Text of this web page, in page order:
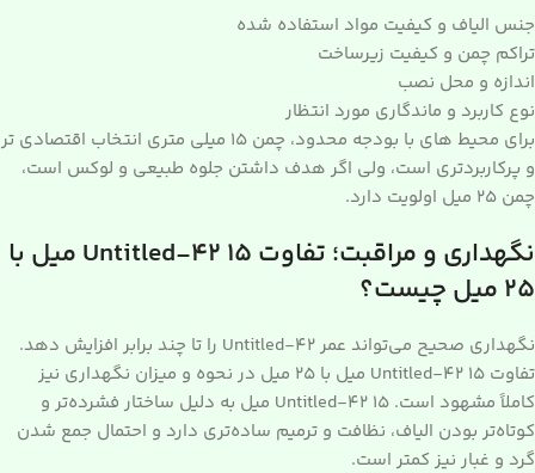
جنس الیاف و کیفیت مواد استفاده شده
تراکم چمن و کیفیت زیرساخت
اندازه و محل نصب
نوع کاربرد و ماندگاری مورد انتظار
برای محیط های با بودجه محدود، چمن 15 میلی متری انتخاب اقتصادی تر
و پرکاربردتری است، ولی اگر هدف داشتن جلوه طبیعی و لوکس است،
چمن 25 میل اولویت دارد.
نگهداری و مراقبت؛ تفاوت Untitled-42 15 میل با
25 میل چیست؟
نگهداری صحیح می‌تواند عمر Untitled-42 را تا چند برابر افزایش دهد.
تفاوت Untitled-42 15 میل با 25 میل در نحوه و میزان نگهداری نیز
کاملاً مشهود است. Untitled-42 15 میل به دلیل ساختار فشرده‌تر و
کوتاه‌تر بودن الیاف، نظافت و ترمیم ساده‌تری دارد و احتمال جمع شدن
گرد و غبار نیز کمتر است.